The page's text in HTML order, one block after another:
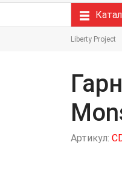
Liberty Project
Артикул: